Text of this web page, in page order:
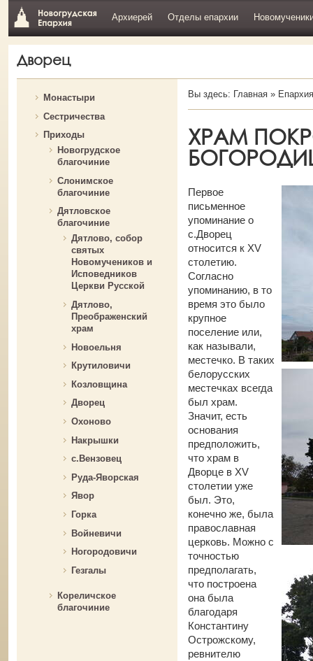
Архиерей Отделы епархии
Дворец
Монастыри
Сестричества
Приходы
Новогрудское
благочиние
Слонимское
благочиние
Дятловское
благочиние
Дятлово, собор
святых
Новомучеников и
Исповедников
Церкви Русской
Дятлово,
Преображенский
храм
Новоельня
Крутиловичи
Козловщина
Дворец
Охоново
Накрышки
c.Вензовец
Руда-Яворская
Явор
Горка
Войневичи
Ногородовичи
Гезгалы
Кореличское
благочиние
Вы здесь: Главная» Епархия
ХРАМ
Первое
письменное
упоминание о
с.Дворец
относится к ХV
столетию.
Согласно
упоминанию, в то
время это было
крупное
поселение или,
как называли,
местечко. В таких
белорусских
местечках всегда
был храм.
Значит, есть
основания
предположить,
что храм в
Дворце в ХV
столетии уже
был. Это,
конечно же, была
православная
церковь. Можно с
точностью
предполагать,
что построена
она была
благодаря
Константину
Острожскому,
ревнителю